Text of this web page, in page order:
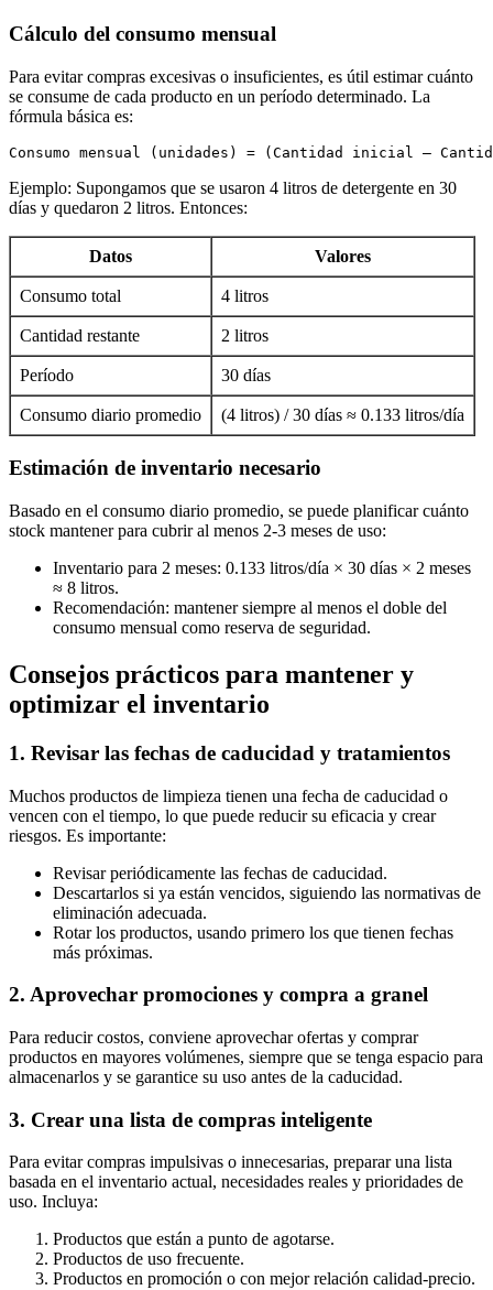
Cálculo del consumo mensual
Para evitar compras excesivas o insuficientes, es útil estimar cuánto
se consume de cada producto en un período determinado. La
fórmula básica es:
Ejemplo: Supongamos que se usaron 4 litros de detergente en 30
días y quedaron 2 litros. Entonces:
Datos Valores
Consumo total 4 litros
Cantidad restante 2 litros
Período 30 días
Consumo diario promedio (4 litros) / 30 días ≈ 0.133 litros/día
Estimación de inventario necesario
Basado en el consumo diario promedio, se puede planificar cuánto
stock mantener para cubrir al menos 2-3 meses de uso:
Inventario para 2 meses: 0.133 litros/día × 30 días × 2 meses
≈ 8 litros.
Recomendación: mantener siempre al menos el doble del
consumo mensual como reserva de seguridad.
Consejos prácticos para mantener y
optimizar el inventario
1. Revisar las fechas de caducidad y tratamientos
Muchos productos de limpieza tienen una fecha de caducidad o
vencen con el tiempo, lo que puede reducir su eficacia y crear
riesgos. Es importante:
Revisar periódicamente las fechas de caducidad.
Descartarlos si ya están vencidos, siguiendo las normativas de
eliminación adecuada.
Rotar los productos, usando primero los que tienen fechas
más próximas.
2. Aprovechar promociones y compra a granel
Para reducir costos, conviene aprovechar ofertas y comprar
productos en mayores volúmenes, siempre que se tenga espacio para
almacenarlos y se garantice su uso antes de la caducidad.
3. Crear una lista de compras inteligente
Para evitar compras impulsivas o innecesarias, preparar una lista
basada en el inventario actual, necesidades reales y prioridades de
uso. Incluya:
Productos que están a punto de agotarse.
Productos de uso frecuente.
Productos en promoción o con mejor relación calidad-precio.